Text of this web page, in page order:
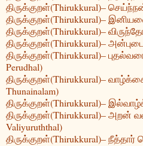
திருக்குறள்(Thirukkural)–
திருக்குறள்(Thirukkural)–
திருக்குறள்(Thirukkural)–
திருக்குறள்(Thirukkural)–
திருக்குறள்(Thirukkural)–
Perudhal)
திருக்குறள்(Thirukkural)–
Thunainalam)
திருக்குறள்(Thirukkural)–
திருக்குறள்(Thirukkural)– அறன்
Valiyuruththal)
திருக்குறள்(Thirukkural)– நீத்தார்